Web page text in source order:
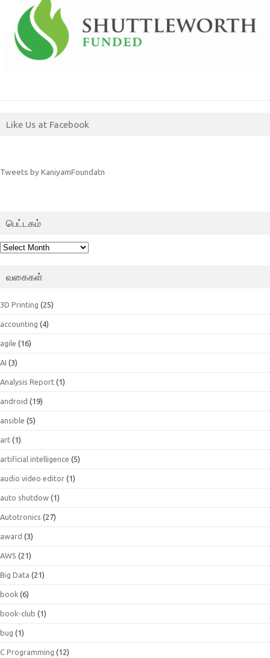
Like Us at Facebook
Tweets by KaniyamFoundatn
பெட்டகம்
பெட்டகம்
வகைகள்
3D Printing (25)
accounting (4)
agile (16)
AI (3)
Analysis Report (1)
android (19)
ansible (5)
art (1)
artificial intelligence (5)
audio video editor (1)
auto shutdow (1)
Autotronics (27)
award (3)
AWS (21)
Big Data (21)
book (6)
book-club (1)
bug (1)
C Programming (12)